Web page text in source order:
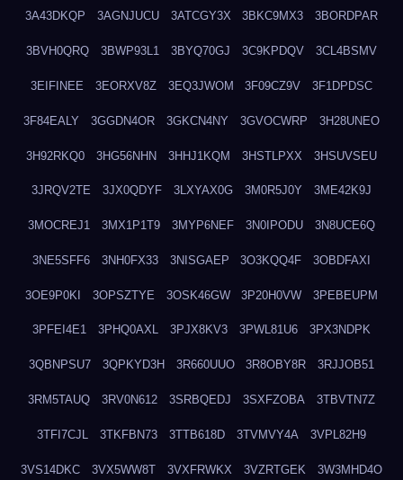
3A43DKQP 3AGNJUCU 3ATCGY3X 3BKC9MX3 3BORDPAR
3BVH0QRQ 3BWP93L1 3BYQ70GJ 3C9KPDQV 3CL4BSMV
3EIFINEE 3EORXV8Z 3EQ3JWOM 3F09CZ9V 3F1DPDSC
3F84EALY 3GGDN4OR 3GKCN4NY 3GVOCWRP 3H28UNEO
3H92RKQ0 3HG56NHN 3HHJ1KQM 3HSTLPXX 3HSUVSEU
3JRQV2TE 3JX0QDYF 3LXYAX0G 3M0R5J0Y 3ME42K9J
3MOCREJ1 3MX1P1T9 3MYP6NEF 3N0IPODU 3N8UCE6Q
3NE5SFF6 3NH0FX33 3NISGAEP 3O3KQQ4F 3OBDFAXI
3OE9P0KI 3OPSZTYE 3OSK46GW 3P20H0VW 3PEBEUPM
3PFEI4E1 3PHQ0AXL 3PJX8KV3 3PWL81U6 3PX3NDPK
3QBNPSU7 3QPKYD3H 3R660UUO 3R8OBY8R 3RJJOB51
3RM5TAUQ 3RV0N612 3SRBQEDJ 3SXFZOBA 3TBVTN7Z
3TFI7CJL 3TKFBN73 3TTB618D 3TVMVY4A 3VPL82H9
3VS14DKC 3VX5WW8T 3VXFRWKX 3VZRTGEK 3W3MHD4O